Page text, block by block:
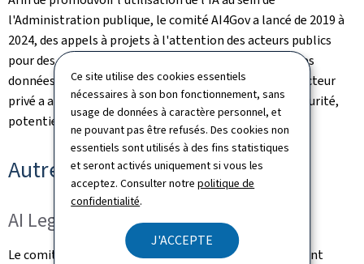
Ce site utilise des cookies essentiels
nécessaires à son bon fonctionnement, sans
usage de données à caractère personnel, et
ne pouvant pas être refusés. Des cookies non
essentiels sont utilisés à des fins statistiques
et seront activés uniquement si vous les
acceptez. Consulter notrepolitique de
confidentialité.
J'ACCEPTE
l'Administration publique, le comité AI4Gov a lancé de 2019 à
2024, des appels à projets à l'attention des acteurs publics
pour des projets d'expérimentation en IA et science des
données. Un jury composé d'experts étatiques et du secteur
privé a analysé ces dossiers du point de vue de leur maturité,
potentiel d'innovation et d'utilisation de l'IA.
Autres initiatives AI4Gov
AI Legal & Ethics Working Group
Le comité AI4Gov, en plus d'assurer un accompagnement